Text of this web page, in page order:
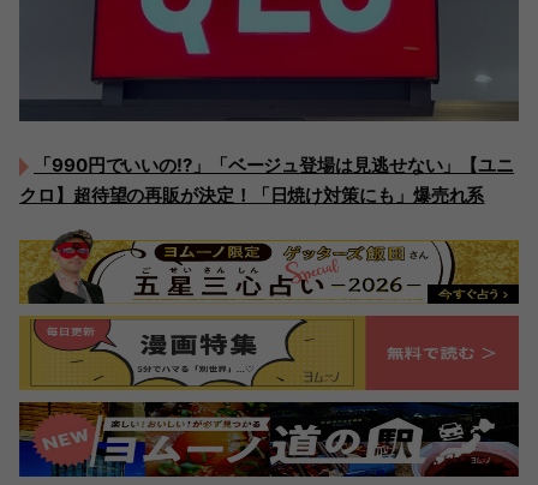
「990円でいいの!?」「ベージュ登場は見逃せない」【ユニ
クロ】超待望の再販が決定！「日焼け対策にも」爆売れ系